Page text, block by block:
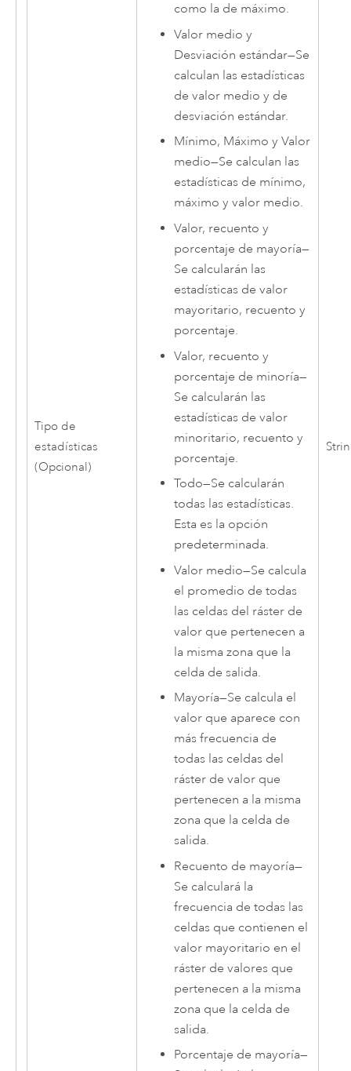
Tipo de
estadísticas
(Opcional)
como la de máximo.
Valor medio y
Desviación estándar—Se
calculan las estadísticas
de valor medio y de
desviación estándar.
Mínimo, Máximo y Valor
medio—Se calculan las
estadísticas de mínimo,
máximo y valor medio.
Valor, recuento y
porcentaje de mayoría—
Se calcularán las
estadísticas de valor
mayoritario, recuento y
porcentaje.
Valor, recuento y
porcentaje de minoría—
Se calcularán las
estadísticas de valor
minoritario, recuento y
porcentaje.
Todo—Se calcularán
todas las estadísticas.
Esta es la opción
predeterminada.
Valor medio—Se calcula
el promedio de todas
las celdas del ráster de
valor que pertenecen a
la misma zona que la
celda de salida.
Mayoría—Se calcula el
valor que aparece con
más frecuencia de
todas las celdas del
ráster de valor que
pertenecen a la misma
zona que la celda de
salida.
Recuento de mayoría—
Se calculará la
frecuencia de todas las
celdas que contienen el
valor mayoritario en el
ráster de valores que
pertenecen a la misma
zona que la celda de
salida.
Porcentaje de mayoría—